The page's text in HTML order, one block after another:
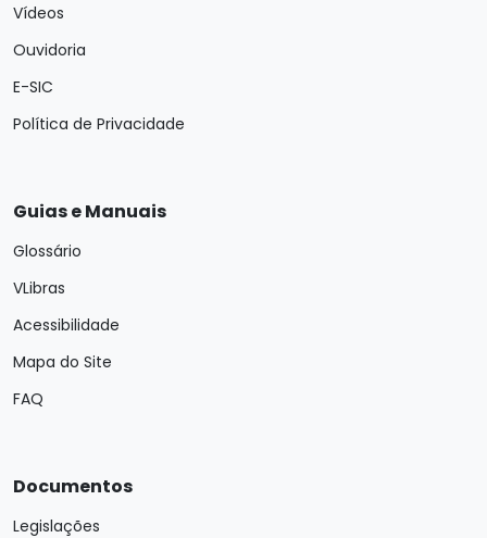
Vídeos
Ouvidoria
E-SIC
Política de Privacidade
Guias e Manuais
Glossário
VLibras
Acessibilidade
Mapa do Site
FAQ
Documentos
Legislações